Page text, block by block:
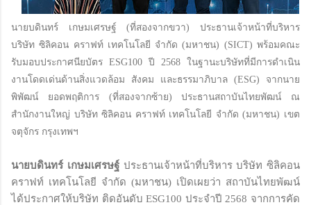
นายบดินทร์ เกษมเศรษฐ์ (ที่สองจากขวา) ประธานเจ้าหน้าที่บริหาร
บริษัท ซิลิคอน คราฟท์ เทคโนโลยี จำกัด (มหาชน) (SICT) พร้อมคณะ
รับมอบประกาศนียบัตร ESG100 ปี 2568 ในฐานะบริษัทที่มีการดำเนิน
งานโดดเด่นด้านสิ่งแวดล้อม สังคม และธรรมาภิบาล (ESG) จากนาย
พิพัฒน์ ยอดพฤติการ (ที่สองจากซ้าย) ประธานสถาบันไทยพัฒน์ ณ
สำนักงานใหญ่ บริษัท ซิลิคอน คราฟท์ เทคโนโลยี จำกัด (มหาชน) เขต
จตุจักร กรุงเทพฯ
นายบดินทร์ เกษมเศรษฐ์ประธานเจ้าหน้าที่บริหาร บริษัท ซิลิคอน
คราฟท์ เทคโนโลยี จำกัด (มหาชน) เปิดเผยว่า สถาบันไทยพัฒน์
ได้ประกาศให้บริษัท ติดอันดับ ESG100 ประจำปี 2568 จากการคัด